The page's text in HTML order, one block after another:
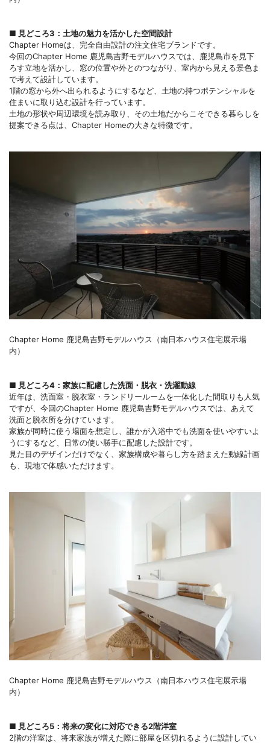
■ 見どころ3：土地の魅力を活かした空間設計
Chapter Homeは、完全自由設計の注文住宅ブランドです。
今回のChapter Home 鹿児島吉野モデルハウスでは、鹿児島市を見下
ろす立地を活かし、窓の位置や外とのつながり、室内から見える景色ま
で考えて設計しています。
1階の窓から外へ出られるようにするなど、土地の持つポテンシャルを
住まいに取り込む設計を行っています。
土地の形状や周辺環境を読み取り、その土地だからこそできる暮らしを
提案できる点は、Chapter Homeの大きな特徴です。
Chapter Home 鹿児島吉野モデルハウス（南日本ハウス住宅展示場
内）
■ 見どころ4：家族に配慮した洗面・脱衣・洗濯動線
近年は、洗面室・脱衣室・ランドリールームを一体化した間取りも人気
ですが、今回のChapter Home 鹿児島吉野モデルハウスでは、あえて
洗面と脱衣所を分けています。
家族が同時に使う場面を想定し、誰かが入浴中でも洗面を使いやすいよ
うにするなど、日常の使い勝手に配慮した設計です。
見た目のデザインだけでなく、家族構成や暮らし方を踏まえた動線計画
も、現地で体感いただけます。
Chapter Home 鹿児島吉野モデルハウス（南日本ハウス住宅展示場
内）
■ 見どころ5：将来の変化に対応できる2階洋室
2階の洋室は、将来家族が増えた際に部屋を区切れるように設計してい